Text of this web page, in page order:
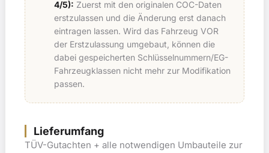
4/5): Zuerst mit den originalen COC-Daten
erstzulassen und die Änderung erst danach
eintragen lassen. Wird das Fahrzeug VOR
der Erstzulassung umgebaut, können die
dabei gespeicherten Schlüsselnummern/EG-
Fahrzeugklassen nicht mehr zur Modifikation
passen.
Lieferumfang
TÜV-Gutachten + alle notwendigen Umbauteile zur